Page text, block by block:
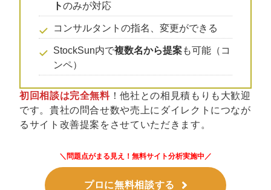
募集要項一覧
トのみが対応
コンサルタントの指名、変更ができる
StockSun内で複数名から提案も可能（コ
ンペ）
初回相談は完全無料！他社との相見積もりも大歓迎
です。貴社の問合せ数や売上にダイレクトにつなが
るサイト改善提案をさせていただきます。
＼問題点がまる見え！無料サイト分析実施中／
プロに無料相談する